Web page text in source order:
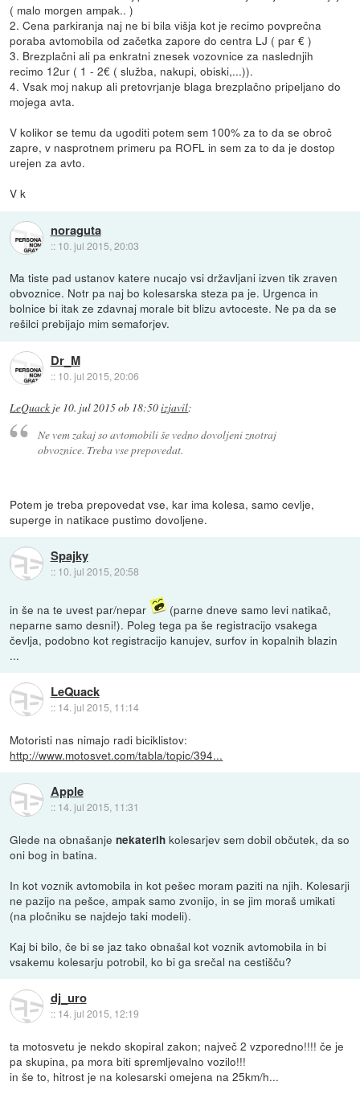
( malo morgen ampak.. )
2. Cena parkiranja naj ne bi bila višja kot je recimo povprečna
poraba avtomobila od začetka zapore do centra LJ ( par € )
3. Brezplačni ali pa enkratni znesek vozovnice za naslednjih
recimo 12ur ( 1 - 2€ ( služba, nakupi, obiski,...)).
4. Vsak moj nakup ali pretovrjanje blaga brezplačno pripeljano do
mojega avta.
V kolikor se temu da ugoditi potem sem 100% za to da se obroč
zapre, v nasprotnem primeru pa ROFL in sem za to da je dostop
urejen za avto.
V k
noraguta
:: 10. jul 2015, 20:03
Ma tiste pad ustanov katere nucajo vsi državljani izven tik zraven
obvoznice. Notr pa naj bo kolesarska steza pa je. Urgenca in
bolnice bi itak ze zdavnaj morale bit blizu avtoceste. Ne pa da se
rešilci prebijajo mim semaforjev.
Dr_M
:: 10. jul 2015, 20:06
LeQuack je 10. jul 2015 ob 18:50izjavil:
Ne vem zakaj so avtomobili še vedno dovoljeni znotraj
obvoznice. Treba vse prepovedat.
Potem je treba prepovedat vse, kar ima kolesa, samo cevlje,
superge in natikace pustimo dovoljene.
Spajky
:: 10. jul 2015, 20:58
in še na te uvest par/nepar
(parne dneve samo levi natikač,
neparne samo desni!). Poleg tega pa še registracijo vsakega
čevlja, podobno kot registracijo kanujev, surfov in kopalnih blazin
...
LeQuack
:: 14. jul 2015, 11:14
Motoristi nas nimajo radi biciklistov:
http://www.motosvet.com/tabla/topic/394...
Apple
:: 14. jul 2015, 11:31
Glede na obnašanjenekaterihkolesarjev sem dobil občutek, da so
oni bog in batina.
In kot voznik avtomobila in kot pešec moram paziti na njih. Kolesarji
ne pazijo na pešce, ampak samo zvonijo, in se jim moraš umikati
(na pločniku se najdejo taki modeli).
Kaj bi bilo, če bi se jaz tako obnašal kot voznik avtomobila in bi
vsakemu kolesarju potrobil, ko bi ga srečal na cestišču?
dj_uro
:: 14. jul 2015, 12:19
ta motosvetu je nekdo skopiral zakon; največ 2 vzporedno!!!! če je
pa skupina, pa mora biti spremljevalno vozilo!!!
in še to, hitrost je na kolesarski omejena na 25km/h...